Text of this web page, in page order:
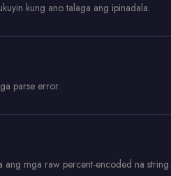
kung ano talaga ang ipinadala.
parse error.
ang mga raw percent-encoded na string.